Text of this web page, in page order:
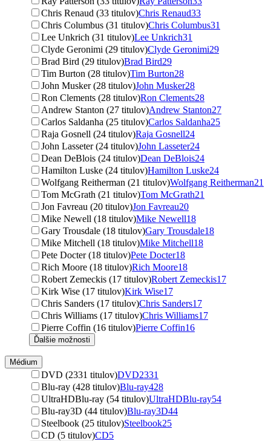
Chris Renaud (33 titulov)Chris Renaud33
Chris Columbus (31 titulov)Chris Columbus31
Lee Unkrich (31 titulov)Lee Unkrich31
Clyde Geronimi (29 titulov)Clyde Geronimi29
Brad Bird (29 titulov)Brad Bird29
Tim Burton (28 titulov)Tim Burton28
John Musker (28 titulov)John Musker28
Ron Clements (28 titulov)Ron Clements28
Andrew Stanton (27 titulov)Andrew Stanton27
Carlos Saldanha (25 titulov)Carlos Saldanha25
Raja Gosnell (24 titulov)Raja Gosnell24
John Lasseter (24 titulov)John Lasseter24
Dean DeBlois (24 titulov)Dean DeBlois24
Hamilton Luske (24 titulov)Hamilton Luske24
Wolfgang Reitherman (21 titulov)Wolfgang Reitherman21
Tom McGrath (21 titulov)Tom McGrath21
Jon Favreau (20 titulov)Jon Favreau20
Mike Newell (18 titulov)Mike Newell18
Gary Trousdale (18 titulov)Gary Trousdale18
Mike Mitchell (18 titulov)Mike Mitchell18
Pete Docter (18 titulov)Pete Docter18
Rich Moore (18 titulov)Rich Moore18
Robert Zemeckis (17 titulov)Robert Zemeckis17
Kirk Wise (17 titulov)Kirk Wise17
Chris Sanders (17 titulov)Chris Sanders17
Chris Williams (17 titulov)Chris Williams17
Pierre Coffin (16 titulov)Pierre Coffin16
Ďalšie možnosti
Médium
DVD (2331 titulov)DVD2331
Blu-ray (428 titulov)Blu-ray428
UltraHDBlu-ray (54 titulov)UltraHDBlu-ray54
Blu-ray3D (44 titulov)Blu-ray3D44
Steelbook (25 titulov)Steelbook25
CD (5 titulov)CD5